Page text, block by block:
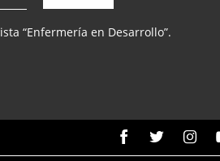
“Enfermería en Desarrollo”.